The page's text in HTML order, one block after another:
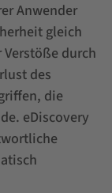
Anwender
gleich
durch
des
die
eDiscovery